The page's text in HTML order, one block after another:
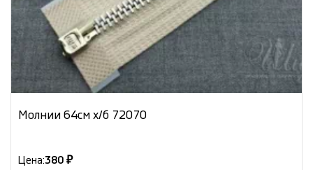
Молнии 64см х/б 72070
Цена:380 ₽